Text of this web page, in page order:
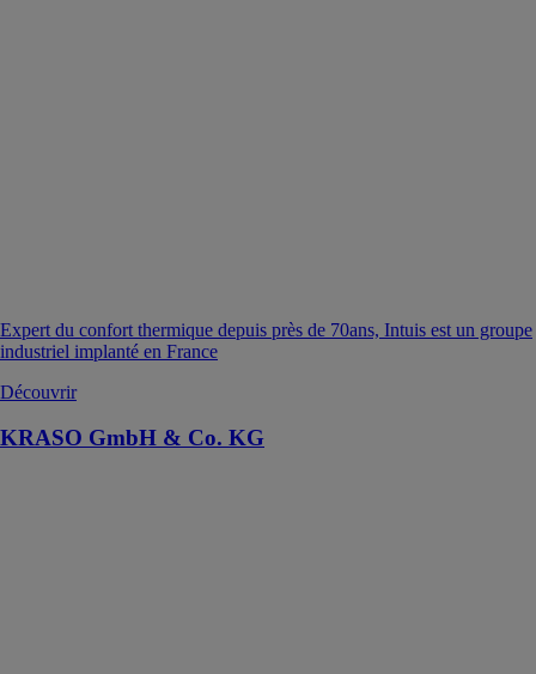
Expert du confort thermique depuis près de 70ans, Intuis est un groupe
industriel implanté en France
Découvrir
KRASO GmbH & Co. KG